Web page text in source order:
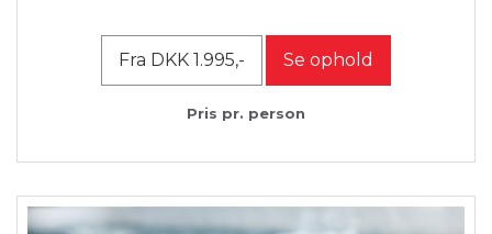
Fra DKK 1.995,- Se ophold
Pris pr. person